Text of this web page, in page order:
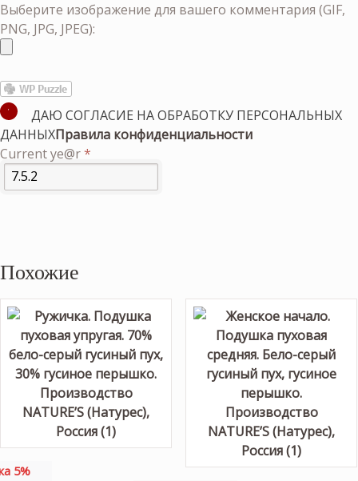
Выберите изображение для вашего комментария (GIF,
PNG, JPG, JPEG):
ДАЮ СОГЛАСИЕ НА ОБРАБОТКУ ПЕРСОНАЛЬНЫХ
ДАННЫХПравила конфиденциальности
Current ye@r*
Похожие
5%